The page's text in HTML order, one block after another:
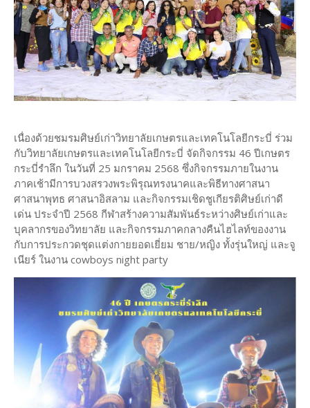
เนื่องด้วยชมรมศิษย์เก่าวิทยาลัยเกษตรและเทคโนโลยีกระบี่ ร่วม
กับวิทยาลัยเกษตรและเทคโนโลยีกระบี่ จัดกิจกรรม 46 ปีเกษตร
กระบี่รำลึก ในวันที่ 25 มกราคม 2568 ซึ่งกิจกรรมภายในงาน
ภาคเช้ามีการบวงสรวงพระพิรุณทรงนาคและพิธีทางศาสนา
ศาสนาพุทธ ศาสนาอิสลาม และกิจกรรมเชิดชูเกียรติศิษย์เก่าดี
เด่น ประจำปี 2568 กีฬาสร้างความสัมพันธ์ระหว่างศิษย์เก่าและ
บุคลากรของวิทยาลัย และกิจกรรมภาคกลางคืนไฮไลท์ของงาน
กับการประกวดชุดแต่งกายยอดเยี่ยม ชาย/หญิง ทั้งรุ่นใหญ่ และจู
เนียร์ ในงาน cowboys night party